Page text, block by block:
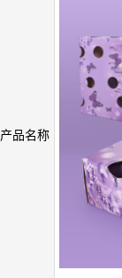
产品名称